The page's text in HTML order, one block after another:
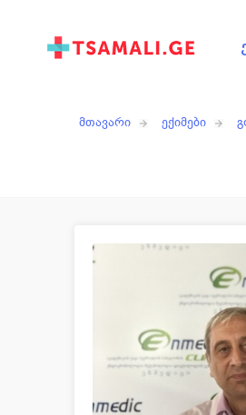
მთავარი ექიმები